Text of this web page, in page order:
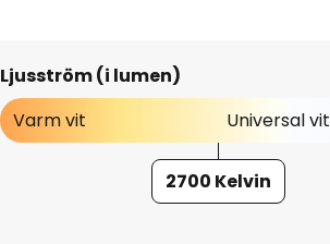
Ljusström (i lumen)
Varm vit
Universal vit
2700 Kelvin